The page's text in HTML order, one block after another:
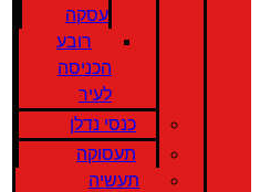
עסקה
רובע
הכניסה
לעיר
כנסי נדלן
תעסוקה
תעשיה